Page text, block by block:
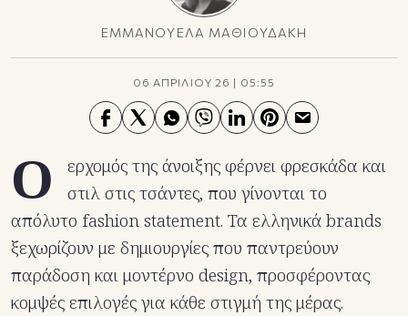
ΕΜΜΑΝΟΥΕΛΑ ΜΑΘΙΟΥΔΑΚΗ
06 ΑΠΡΙΛΙΟΥ 26 | 05:55
Ο
ερχομός της άνοιξης φέρνει φρεσκάδα και
στιλ στις τσάντες, που γίνονται το
απόλυτο fashion statement. Τα ελληνικά brands
ξεχωρίζουν με δημιουργίες που παντρεύουν
παράδοση και μοντέρνο design, προσφέροντας
κομψές επιλογές για κάθε στιγμή της μέρας.